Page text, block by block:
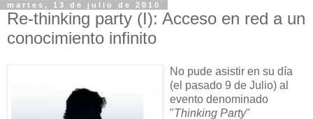
martes, 13 de julio de 2010
Re-thinking party (I): Acceso en red a un
conocimiento infinito
No pude asistir en su día
(el pasado 9 de Julio) al
evento denominado
"Thinking Party"